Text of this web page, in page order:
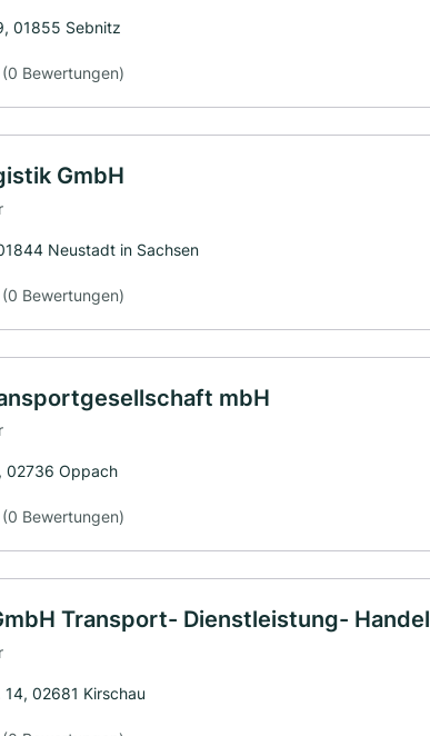
01855 Sebnitz
(0 Bewertungen)
GmbH
Neustadt in Sachsen
(0 Bewertungen)
mbH
02736 Oppach
(0 Bewertungen)
Transport- Dienstleistung- Handel
02681 Kirschau